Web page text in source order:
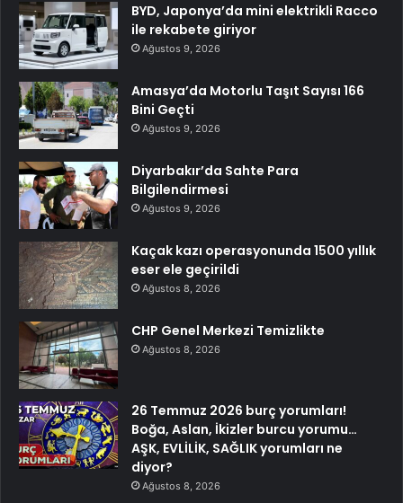
BYD, Japonya’da mini elektrikli Racco
ile rekabete giriyor
Ağustos 9, 2026
Amasya’da Motorlu Taşıt Sayısı 166
Bini Geçti
Ağustos 9, 2026
Diyarbakır’da Sahte Para
Bilgilendirmesi
Ağustos 9, 2026
Kaçak kazı operasyonunda 1500 yıllık
eser ele geçirildi
Ağustos 8, 2026
CHP Genel Merkezi Temizlikte
Ağustos 8, 2026
26 Temmuz 2026 burç yorumları!
Boğa, Aslan, İkizler burcu yorumu…
AŞK, EVLİLİK, SAĞLIK yorumları ne
diyor?
Ağustos 8, 2026